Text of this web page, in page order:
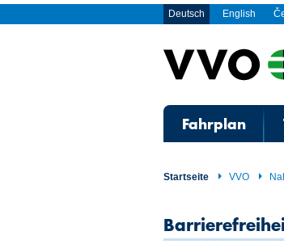
Deutsch English
Fahrplan
Startseite VVO